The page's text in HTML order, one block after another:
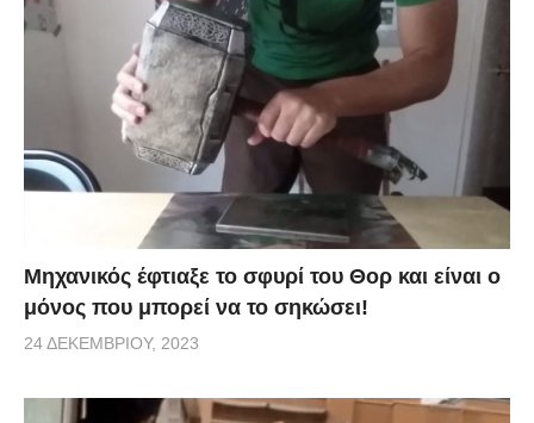
Μηχανικός έφτιαξε το σφυρί του Θορ και είναι ο
μόνος που μπορεί να το σηκώσει!
24 ΔΕΚΕΜΒΡΊΟΥ, 2023